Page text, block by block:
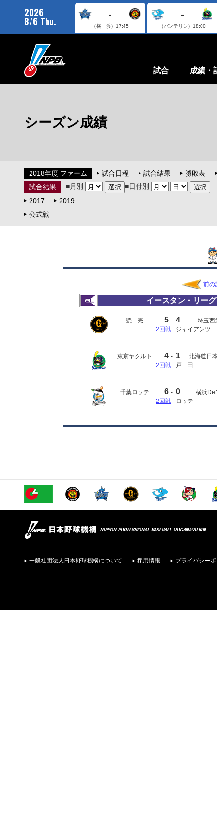
2026
8/6 Thu.
-
（横 浜） 17:45
-
（バンテリン） 18:00
試合 成績・
シーズン成績
2018年度 ファーム 試合日程 試合結果
勝敗表
試合結果
■月別
■日付別
2017
2019
公式戦
前の
イースタン・リーグ
読 売 5 - 4
埼玉西
2回戦
ジャイアンツ
東京ヤクルト 4 - 1
北海道日
2回戦
戸 田
千葉ロッテ 6 - 0
横浜
2回戦
ロッテ
一般社団法人日本野球機構について 採用情報 プライバシー